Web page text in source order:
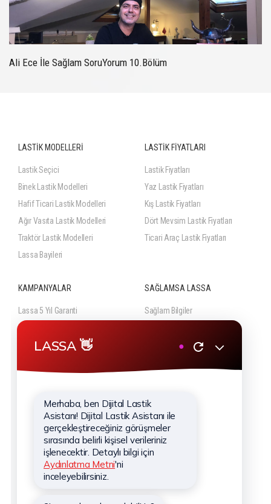
Ali Ece İle Sağlam SoruYorum 10.Bölüm
LASTİK MODELLERİ
Lastik Seçici
Binek Lastik Modelleri
Hafif Ticari Lastik Modelleri
Ağır Vasıta Lastik Modelleri
Traktör Lastik Modelleri
Lassa Bayileri
LASTİK FİYATLARI
Lastik Fiyatları
Yaz Lastik Fiyatları
Kış Lastik Fiyatları
Dört Mevsim Lastik Fiyatları
Ticari Araç Lastik Fiyatları
KAMPANYALAR
Lassa 5 Yıl Garanti
Lassa Lastik Güvencesi
Güncel Lastik Kampanyaları
SAĞLAMSA LASSA
Sağlam Bilgiler
Hakkımızda
Hizmetlerimiz
Haberler
Sponsorluklar
Kişisel Verilerin Korunması